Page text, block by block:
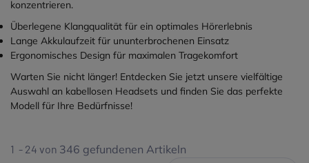
konzentrieren.
Überlegene Klangqualität für ein optimales Hörerlebnis
Lange Akkulaufzeit für ununterbrochenen Einsatz
Ergonomisches Design für maximalen Tragekomfort
Warten Sie nicht länger! Entdecken Sie jetzt unsere vielfältige
Auswahl an kabellosen Headsets und finden Sie das perfekte
Modell für Ihre Bedürfnisse!
1 - 24 von 346 gefundenen Artikeln